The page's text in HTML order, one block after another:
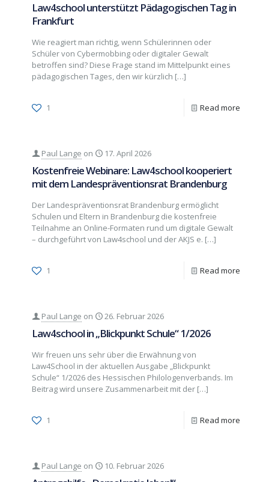
Law4school unterstützt Pädagogischen Tag in
Frankfurt
Wie reagiert man richtig, wenn Schülerinnen oder
Schüler von Cybermobbing oder digitaler Gewalt
betroffen sind? Diese Frage stand im Mittelpunkt eines
pädagogischen Tages, den wir kürzlich […]
1 Read more
Paul Lange on 17. April 2026
Kostenfreie Webinare: Law4school kooperiert
mit dem Landespräventionsrat Brandenburg
Der Landespräventionsrat Brandenburg ermöglicht
Schulen und Eltern in Brandenburg die kostenfreie
Teilnahme an Online-Formaten rund um digitale Gewalt
– durchgeführt von Law4school und der AKJS e. […]
1 Read more
Paul Lange on 26. Februar 2026
Law4school in „Blickpunkt Schule“ 1/2026
Wir freuen uns sehr über die Erwähnung von
Law4School in der aktuellen Ausgabe „Blickpunkt
Schule“ 1/2026 des Hessischen Philologenverbands. Im
Beitrag wird unsere Zusammenarbeit mit der […]
1 Read more
Paul Lange on 10. Februar 2026